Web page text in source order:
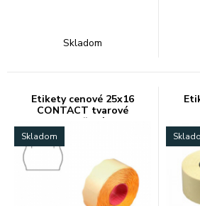
Skladom
Etikety cenové 25x16
CONTACT tvarové
oranžové
Skladom